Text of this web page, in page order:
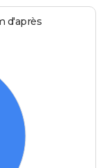
d'après